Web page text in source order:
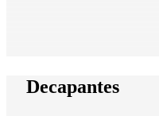
Decapantes